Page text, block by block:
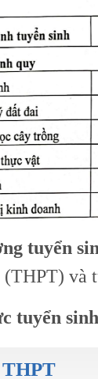
tuyển
(THPT) và
tuyển sinh